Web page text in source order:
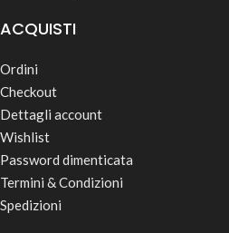
ACQUISTI
Ordini
Checkout
Dettagli account
Wishlist
Password dimenticata
Termini & Condizioni
Spedizioni